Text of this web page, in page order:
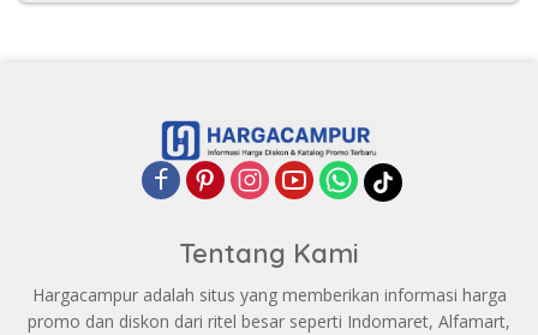
Tentang Kami
Hargacampur adalah situs yang memberikan informasi harga
promo dan diskon dari ritel besar seperti Indomaret, Alfamart,